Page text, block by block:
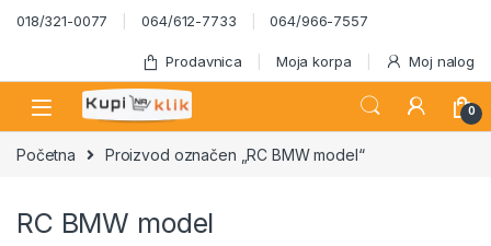
Skip to navigation
Skip to content
018/321-0077 064/612-7733 064/966-7557
Prodavnica Moja korpa Moj nalog
0
Početna Proizvod označen „RC BMW model“
RC BMW model